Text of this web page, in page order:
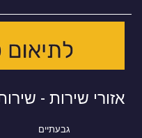
אזורי שירות -
גבעתיים